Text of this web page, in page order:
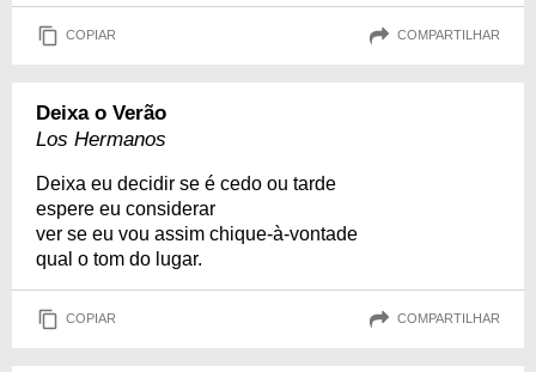
COPIAR COMPARTILHAR
Deixa o Verão
Los Hermanos
Deixa eu decidir se é cedo ou tarde
espere eu considerar
ver se eu vou assim chique-à-vontade
qual o tom do lugar.
COPIAR COMPARTILHAR